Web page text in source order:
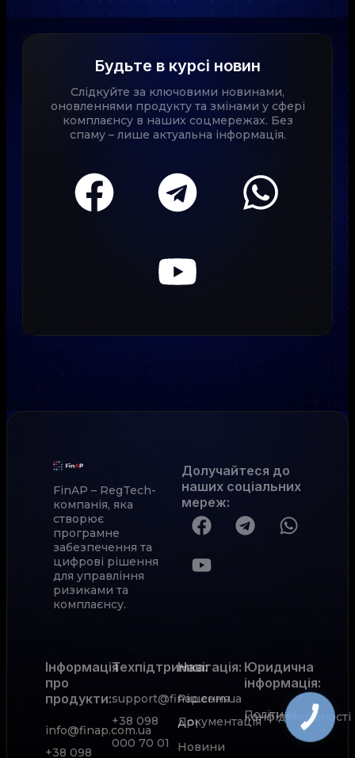
Будьте в курсі новин
Слідкуйте за ключовими новинами,
оновленнями продукту та змінами у сфері
комплаєнсу в наших соцмережах. Без
спаму – лише актуальна інформація.
FinAP – RegTech-
компанія, яка
створює
програмне
забезпечення та
цифрові рішення
для управління
ризиками та
комплаєнсу.
Долучайтеся до
наших соціальних
мереж:
Інформація
про
продукти:
info@finap.com.ua
+38 098
Техпідтримка:
support@finap.com.ua
+38 098
000 70 01
Рішення
Документація
АРІ
Новини
Навігація: Юридична
інформація:
Політика
конфіденційності
КНОПКА
ЗВ'ЯЗКУ